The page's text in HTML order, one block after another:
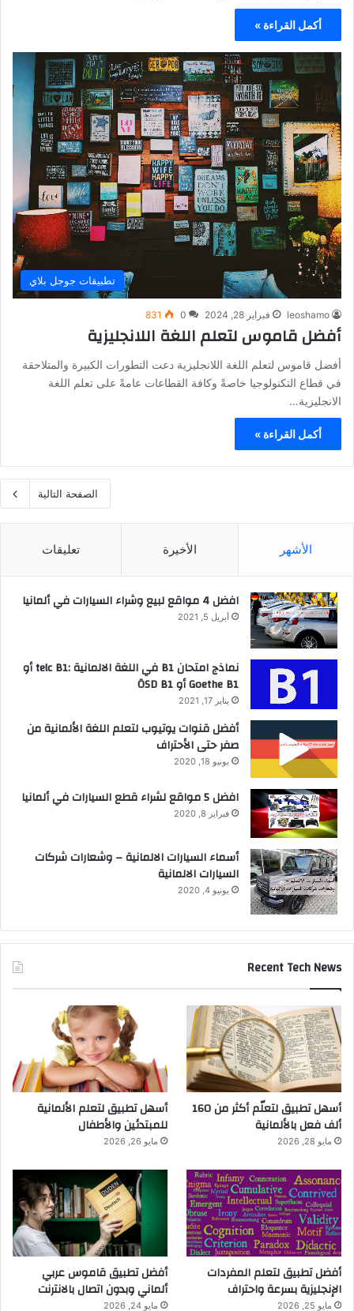
أكمل القراءة »
تطبيقات جوجل بلاي
leoshamo فبراير 28, 2024 0
831
أفضل قاموس لتعلم اللغة اللانجليزية
أفضل قاموس لتعلم اللغة اللانجليزية دعت التطورات الكبيرة والمتلاحقة
في قطاع التكنولوجيا خاصةً وكافة القطاعات عامةً على تعلم اللغة
الانجليزية…
أكمل القراءة »
الصفحة التالية
الأشهر الأخيرة تعليقات
افضل 4 مواقع لبيع وشراء السيارات في ألمانيا
أبريل 5, 2021
نماذج امتحان B1 في اللغة الالمانية :telc B1 أو
Goethe B1 أو ÖSD B1
يناير 17, 2021
أفضل قنوات يوتيوب لتعلم اللغة الألمانية من
صفر حتى الأحتراف
يونيو 18, 2020
افضل 5 مواقع لشراء قطع السيارات في ألمانيا
فبراير 8, 2020
أسماء السيارات الالمانية – وشعارات شركات
السيارات الالمانية
يونيو 4, 2020
Recent Tech News
أسهل تطبيق لتعلّم أكثر من 160
ألف فعل بالألمانية
مايو 28, 2026
أسهل تطبيق لتعلم الألمانية
للمبتدئين والأطفال
مايو 26, 2026
أفضل تطبيق لتعلم المفردات
الإنجليزية بسرعة واحتراف
مايو 25, 2026
أفضل تطبيق قاموس عربي
ألماني وبدون اتصال بالانترنت
مايو 24, 2026